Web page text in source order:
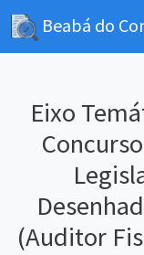
Beabá do
Eixo
(Auditor